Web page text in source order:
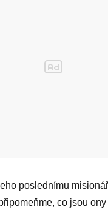
poslednímu
co jsou